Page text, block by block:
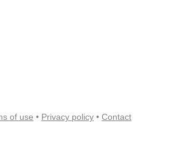
of use • Privacy policy • Contact